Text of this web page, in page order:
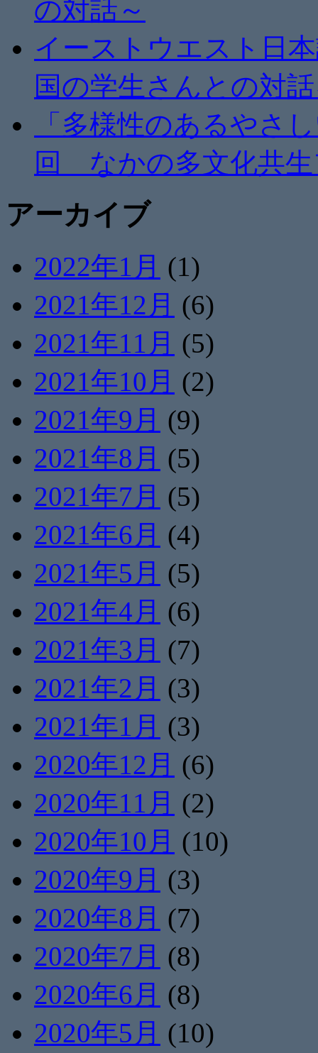
の対話～
イーストウエスト日
国の学生さんとの対
「多様性のあるやさ
回 なかの多文化共生
アーカイブ
2022年1月 (1)
2021年12月 (6)
2021年11月 (5)
2021年10月 (2)
2021年9月 (9)
2021年8月 (5)
2021年7月 (5)
2021年6月 (4)
2021年5月 (5)
2021年4月 (6)
2021年3月 (7)
2021年2月 (3)
2021年1月 (3)
2020年12月 (6)
2020年11月 (2)
2020年10月 (10)
2020年9月 (3)
2020年8月 (7)
2020年7月 (8)
2020年6月 (8)
2020年5月 (10)